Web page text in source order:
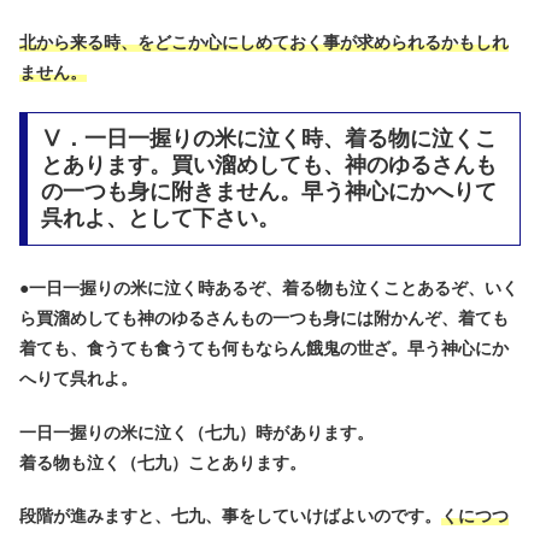
北から来る時、をどこか心にしめておく事が求められるかもしれ
ません。
Ⅴ．一日一握りの米に泣く時、着る物に泣くこ
とあります。買い溜めしても、神のゆるさんも
の一つも身に附きません。早う神心にかへりて
呉れよ、として下さい。
●一日一握りの米に泣く時あるぞ、着る物も泣くことあるぞ、いく
ら買溜めしても神のゆるさんもの一つも身には附かんぞ、着ても
着ても、食うても食うても何もならん餓鬼の世ざ。早う神心にか
へりて呉れよ。
一日一握りの米に泣く（七九）時があります。
着る物も泣く（七九）ことあります。
段階が進みますと、七九、事をしていけばよいのです。 くにつつ